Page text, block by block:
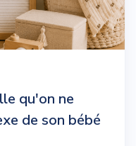
qu'on ne
de son bébé